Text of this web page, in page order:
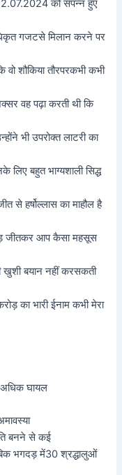
2.07.2024 को संपन्न हुए
गजटसे मिलान करने पर
वो शौकिया तौरपरकभी कभी
वह पढ़ा करती थी कि
भी उपरोक्त लाटरी का
बहुत भाग्यशाली सिद्ध
से हर्षोल्लास का माहौल है
जीतकर आप कैसा महसूस
खुशी बयान नहीं करसकती
का भारी ईनाम कभी मेरा
घायल
बनने से कई
भगदड़ में30 श्रद्धालुओं